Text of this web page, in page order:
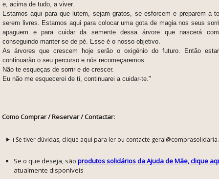
e, acima de tudo, a viver.
Estamos aqui para que lutem, sejam gratos, se esforcem e preparem a
serem livres. Estamos aqui para colocar uma gota de magia nos seus
apaguem e para cuidar da semente dessa árvore que nascerá
conseguindo manter-se de pé. Esse é o nosso objetivo.
As árvores que crescem hoje serão o oxigénio do futuro. Então
continuarão o seu percurso e nós recomeçaremos.
Não te esqueças de sorrir e de crescer.
Eu não me esquecerei de ti, continuarei a cuidar-te."
Como Comprar / Reservar / Contactar:
ℹ️ Se tiver dúvidas, clique aqui para ler ou contacte
Se o que deseja, são produtos solidários da Ajuda de Mãe, clique
atualmente disponíveis